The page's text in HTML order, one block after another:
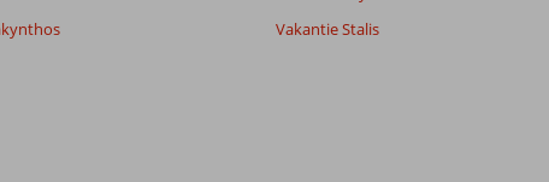
Vakantie Stalis